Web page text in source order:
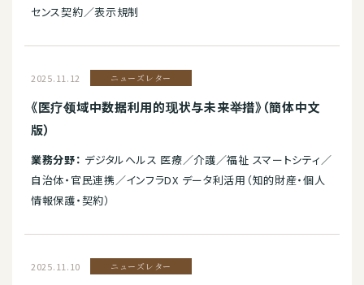
センス契約／表示規制
2025.11.12 ニューズレター
《医疗领域中数据利用的现状与未来举措》（簡体中文
版）
業務分野： デジタルヘルス 医療／介護／福祉 スマートシティ／
自治体・官民連携／インフラDX データ利活用（知的財産・個人
情報保護・契約）
2025.11.10 ニューズレター